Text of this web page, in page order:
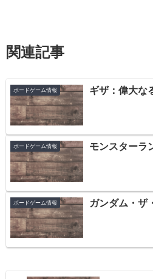
関連記事
ボードゲーム情報 ギザ：偉大な
ボードゲーム情報 モンスターラ
ボードゲーム情報 ガンダム・ザ